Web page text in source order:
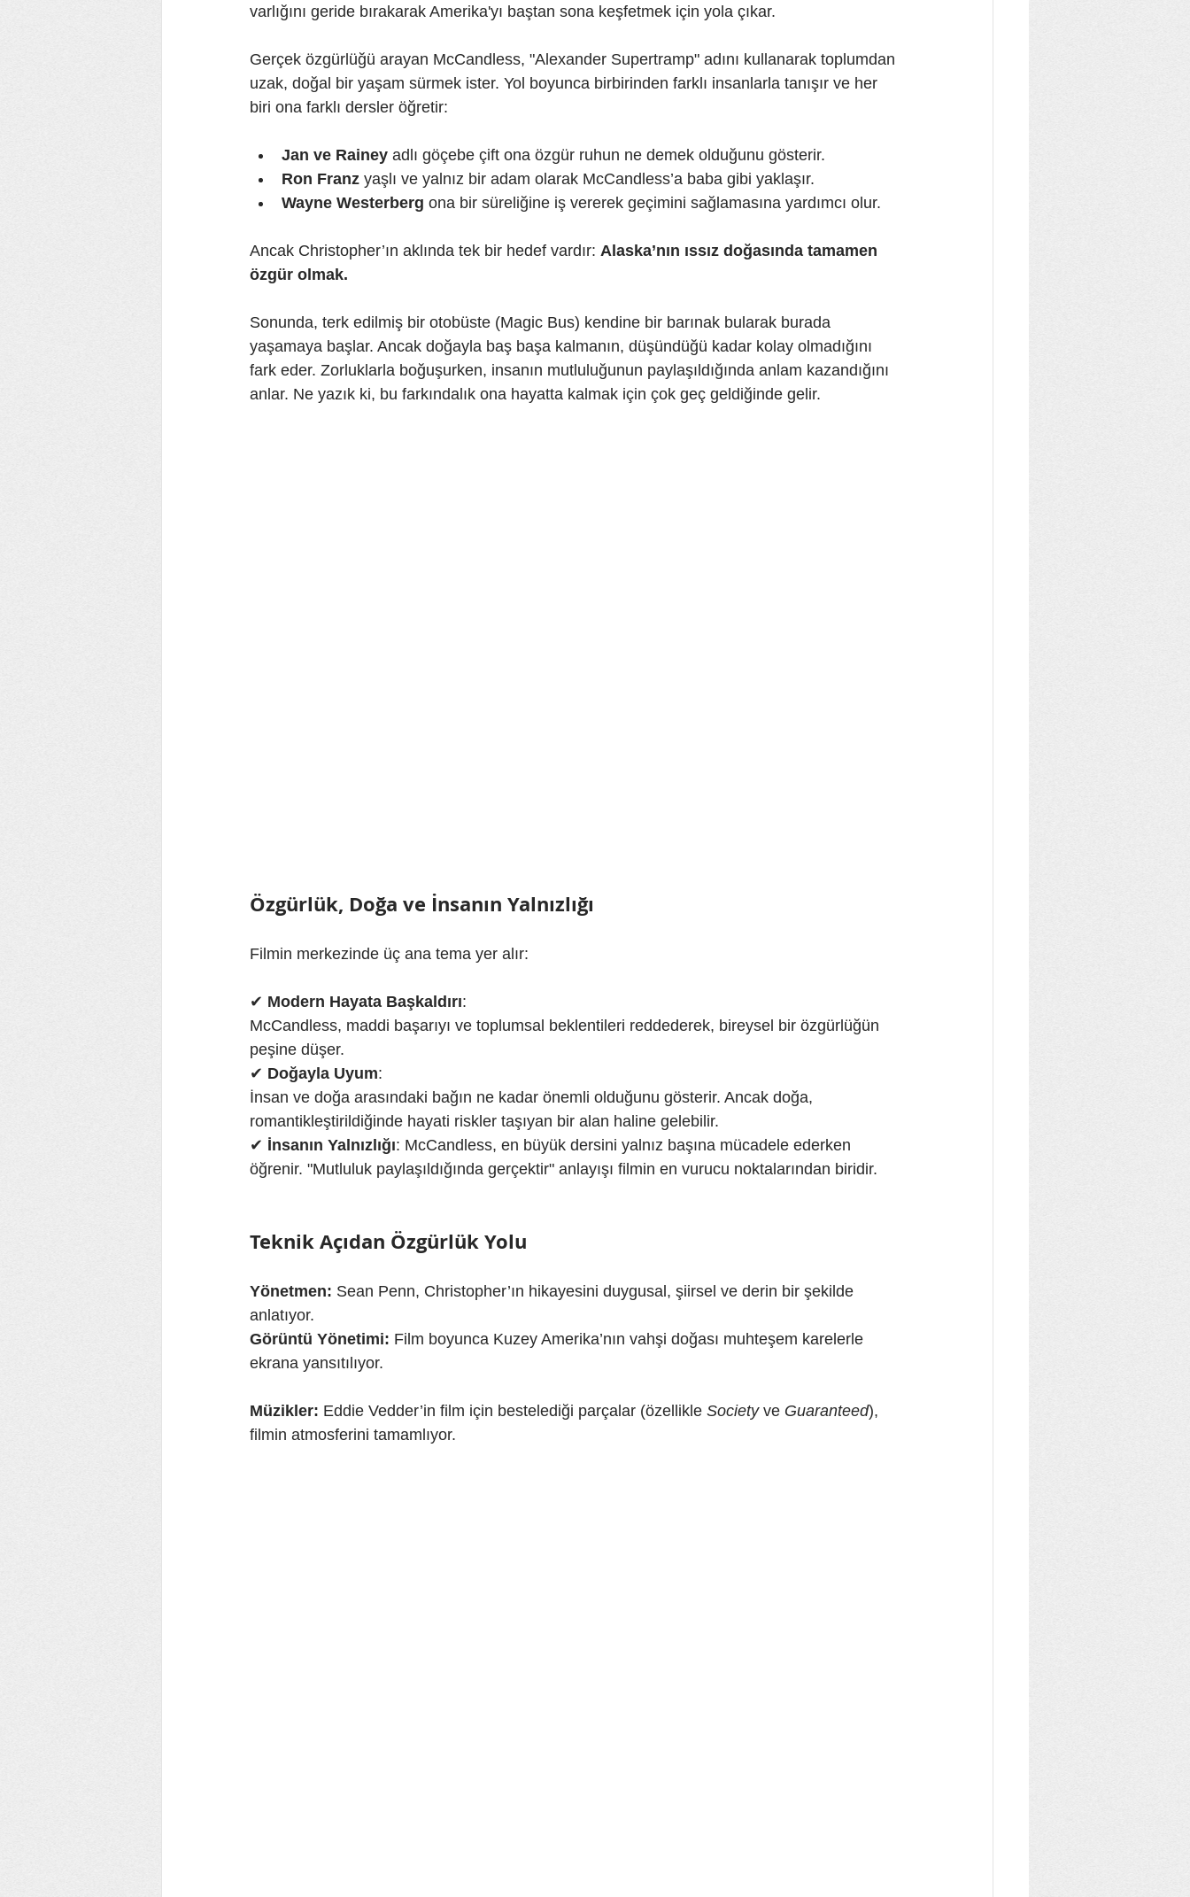
varlığını geride bırakarak Amerika'yı baştan sona keşfetmek için yola çıkar.
Gerçek özgürlüğü arayan McCandless, "Alexander Supertramp" adını kullanarak toplumdan
uzak, doğal bir yaşam sürmek ister. Yol boyunca birbirinden farklı insanlarla tanışır ve her
biri ona farklı dersler öğretir:
Jan ve Rainey adlı göçebe çift ona özgür ruhun ne demek olduğunu gösterir.
Ron Franz yaşlı ve yalnız bir adam olarak McCandless’a baba gibi yaklaşır.
Wayne Westerberg ona bir süreliğine iş vererek geçimini sağlamasına yardımcı olur.
Ancak Christopher’ın aklında tek bir hedef vardır: Alaska’nın ıssız doğasında tamamen
özgür olmak.
Sonunda, terk edilmiş bir otobüste (Magic Bus) kendine bir barınak bularak burada
yaşamaya başlar. Ancak doğayla baş başa kalmanın, düşündüğü kadar kolay olmadığını
fark eder. Zorluklarla boğuşurken, insanın mutluluğunun paylaşıldığında anlam kazandığını
anlar. Ne yazık ki, bu farkındalık ona hayatta kalmak için çok geç geldiğinde gelir.
Özgürlük, Doğa ve İnsanın Yalnızlığı
Filmin merkezinde üç ana tema yer alır:
✔ Modern Hayata Başkaldırı:
McCandless, maddi başarıyı ve toplumsal beklentileri reddederek, bireysel bir özgürlüğün
peşine düşer.
✔ Doğayla Uyum:
İnsan ve doğa arasındaki bağın ne kadar önemli olduğunu gösterir. Ancak doğa,
romantikleştirildiğinde hayati riskler taşıyan bir alan haline gelebilir.
✔ İnsanın Yalnızlığı: McCandless, en büyük dersini yalnız başına mücadele ederken
öğrenir. "Mutluluk paylaşıldığında gerçektir" anlayışı filmin en vurucu noktalarından biridir.
Teknik Açıdan Özgürlük Yolu
Yönetmen: Sean Penn, Christopher’ın hikayesini duygusal, şiirsel ve derin bir şekilde
anlatıyor.
Görüntü Yönetimi: Film boyunca Kuzey Amerika’nın vahşi doğası muhteşem karelerle
ekrana yansıtılıyor.
Müzikler: Eddie Vedder’in film için bestelediği parçalar (özellikle Society ve Guaranteed),
filmin atmosferini tamamlıyor.